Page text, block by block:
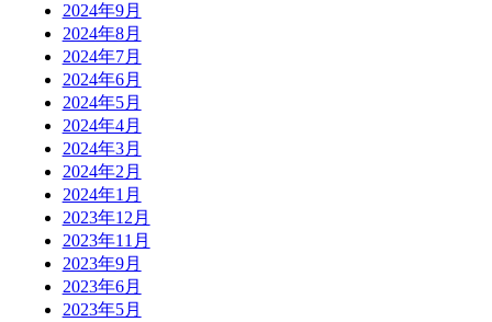
2024年9月
2024年8月
2024年7月
2024年6月
2024年5月
2024年4月
2024年3月
2024年2月
2024年1月
2023年12月
2023年11月
2023年9月
2023年6月
2023年5月